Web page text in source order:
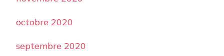
octobre 2020
septembre 2020